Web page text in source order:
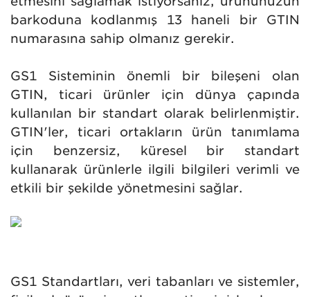
barkoduna kodlanmış 13 haneli bir GTIN
numarasına sahip olmanız gerekir.
GS1 Sisteminin önemli bir bileşeni olan
GTIN, ticari ürünler için dünya çapında
kullanılan bir standart olarak belirlenmiştir.
GTIN'ler, ticari ortakların ürün tanımlama
için benzersiz, küresel bir standart
kullanarak ürünlerle ilgili bilgileri verimli ve
etkili bir şekilde yönetmesini sağlar.
GS1 Standartları, veri tabanları ve sistemler,